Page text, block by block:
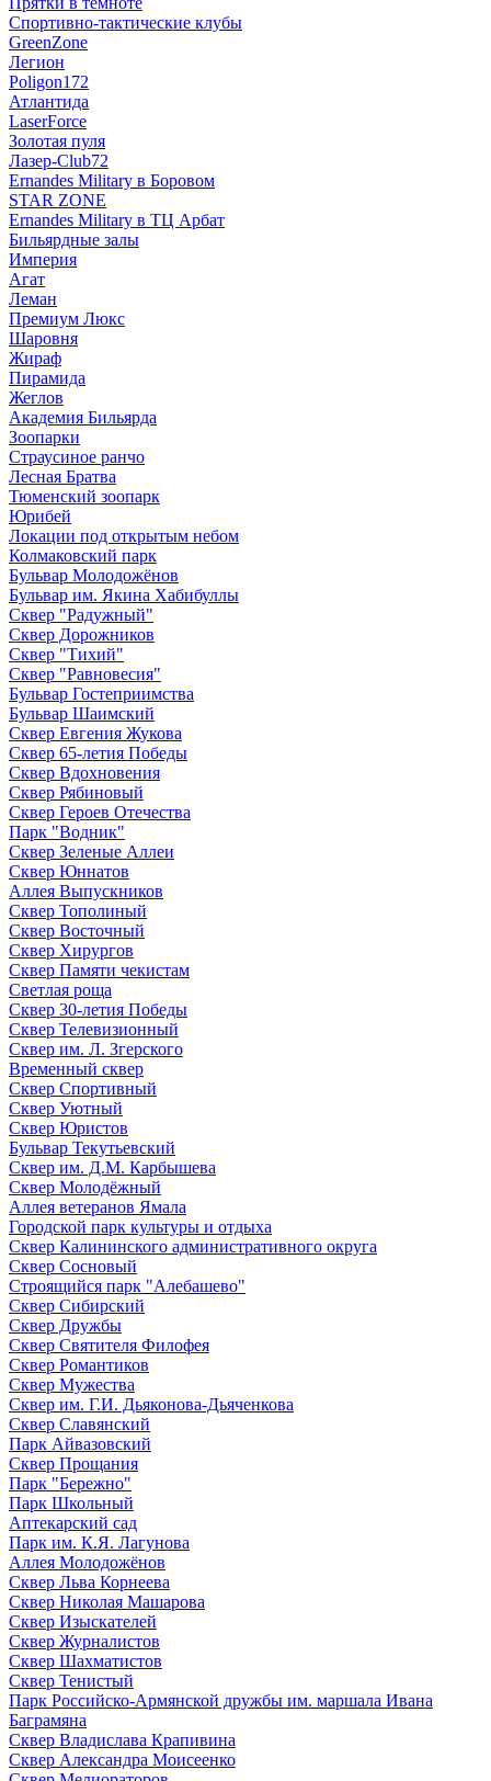
Спортивно-тактические клубы
GreenZone
Легион
Poligon172
Атлантида
LaserForce
Золотая пуля
Лазер-Club72
Ernandes Military в Боровом
STAR ZONE
Ernandes Military в ТЦ Арбат
Бильярдные залы
Империя
Агат
Леман
Премиум Люкс
Шаровня
Жираф
Пирамида
Жеглов
Академия Бильярда
Зоопарки
Страусиное ранчо
Лесная Братва
Тюменский зоопарк
Юрибей
Локации под открытым небом
Колмаковский парк
Бульвар Молодожёнов
Бульвар им. Якина Хабибуллы
Сквер "Радужный"
Сквер Дорожников
Сквер "Тихий"
Cквер "Равновесия"
Бульвар Гостеприимства
Бульвар Шаимский
Сквер Евгения Жукова
Сквер 65-летия Победы
Сквер Вдохновения
Сквер Рябиновый
Сквер Героев Отечества
Парк "Водник"
Сквер Зеленые Аллеи
Сквер Юннатов
Аллея Выпускников
Сквер Тополиный
Сквер Восточный
Сквер Хирургов
Сквер Памяти чекистам
Светлая роща
Сквер 30-летия Победы
Сквер Телевизионный
Сквер им. Л. Згерского
Временный сквер
Сквер Спортивный
Сквер Уютный
Сквер Юристов
Бульвар Текутьевский
Сквер им. Д.М. Карбышева
Сквер Молодёжный
Аллея ветеранов Ямала
Городской парк культуры и отдыха
Сквер Калининского административного округа
Сквер Сосновый
Строящийся парк "Алебашево"
Сквер Сибирский
Сквер Дружбы
Сквер Святителя Филофея
Сквер Романтиков
Сквер Мужества
Сквер им. Г.И. Дьяконова-Дьяченкова
Сквер Славянский
Парк Айвазовский
Сквер Прощания
Парк "Бережно"
Парк Школьный
Аптекарский сад
Парк им. К.Я. Лагунова
Аллея Молодожёнов
Сквер Льва Корнеева
Сквер Николая Машарова
Сквер Изыскателей
Сквер Журналистов
Сквер Шахматистов
Сквер Тенистый
Парк Российско-Армянской дружбы им. маршала Ивана
Баграмяна
Сквер Владислава Крапивина
Сквер Александра Моисеенко